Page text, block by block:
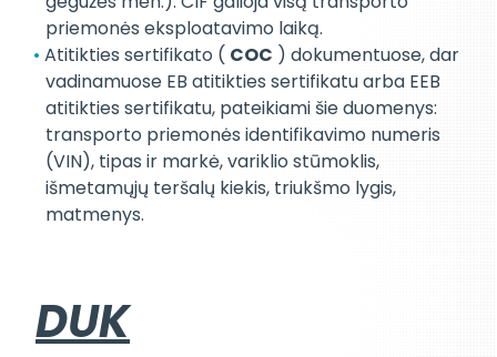
priemonės eksploatavimo laiką.
Atitikties sertifikato ( COC ) dokumentuose, dar
vadinamuose EB atitikties sertifikatu arba EEB
atitikties sertifikatu, pateikiami šie duomenys:
transporto priemonės identifikavimo numeris
(VIN), tipas ir markė, variklio stūmoklis,
išmetamųjų teršalų kiekis, triukšmo lygis,
matmenys.
DUK